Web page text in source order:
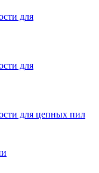
для
для
для цепных пил